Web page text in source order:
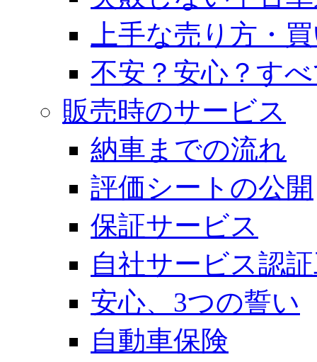
上手な売り方・
不安？安心？す
販売時のサービス
納車までの流れ
評価シートの公開
保証サービス
自社サービス認
安心、3つの誓い
自動車保険